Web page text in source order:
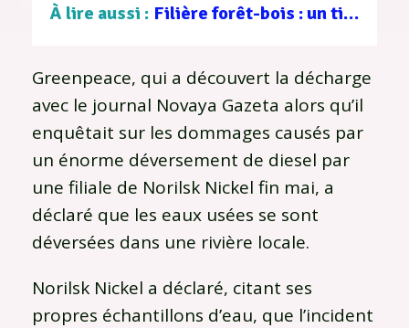
À lire aussi : Filière forêt-bois : un tissu d’entreprises au service d’une gestion durable
Greenpeace, qui a découvert la décharge
avec le journal Novaya Gazeta alors qu’il
enquêtait sur les dommages causés par
un énorme déversement de diesel par
une filiale de Norilsk Nickel fin mai, a
déclaré que les eaux usées se sont
déversées dans une rivière locale.
Norilsk Nickel a déclaré, citant ses
propres échantillons d’eau, que l’incident